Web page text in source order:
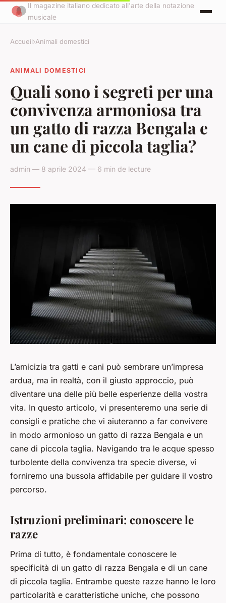
Il magazine italiano dedicato all'arte della notazione
musicale
Accueil›Animali domestici
ANIMALI DOMESTICI
Quali sono i segreti per una
convivenza armoniosa tra
un gatto di razza Bengala e
un cane di piccola taglia?
admin — 8 aprile 2024 — 6 min de lecture
L’amicizia tra gatti e cani può sembrare un’impresa
ardua, ma in realtà, con il giusto approccio, può
diventare una delle più belle esperienze della vostra
vita. In questo articolo, vi presenteremo una serie di
consigli e pratiche che vi aiuteranno a far convivere
in modo armonioso un gatto di razza Bengala e un
cane di piccola taglia. Navigando tra le acque spesso
turbolente della convivenza tra specie diverse, vi
forniremo una bussola affidabile per guidare il vostro
percorso.
Istruzioni preliminari: conoscere le
razze
Prima di tutto, è fondamentale conoscere le
specificità di un gatto di razza Bengala e di un cane
di piccola taglia. Entrambe queste razze hanno le loro
particolarità e caratteristiche uniche, che possono